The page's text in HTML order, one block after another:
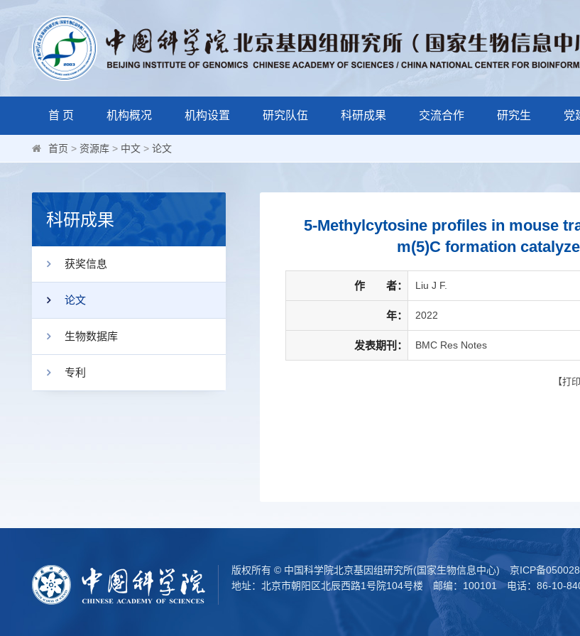
首 页 机构概况 机构设置 研究队伍 科研成果 交流合作 研究生 党
首页 > 资源库 > 中文 > 论文
科研成果
获奖信息
论文
生物数据库
专利
5-Methylcytosine profiles in mouse
m(5)C formation
作 者： Liu J F.
年： 2022
发表期刊： BMC Res Notes
【打印
版权所有 © 中国科学院北京基因组研究所(国家生物信息中心)京ICP备
地址：北京市朝阳区北辰西路1号院104号楼 邮编：100101 电话：86-10-